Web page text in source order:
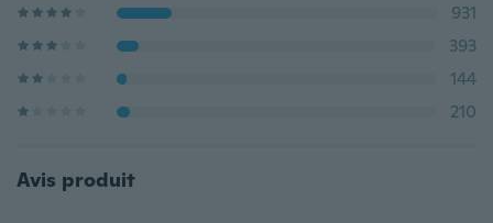
931
393
144
210
Avis produit